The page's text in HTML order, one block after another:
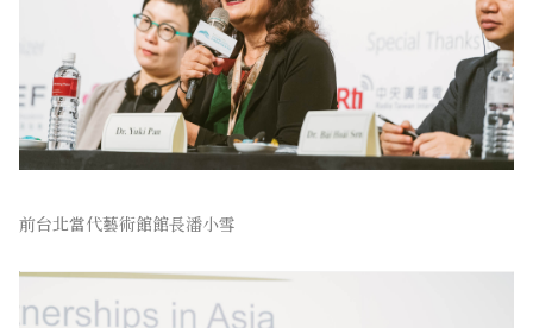
前台北當代藝術館館長潘小雪